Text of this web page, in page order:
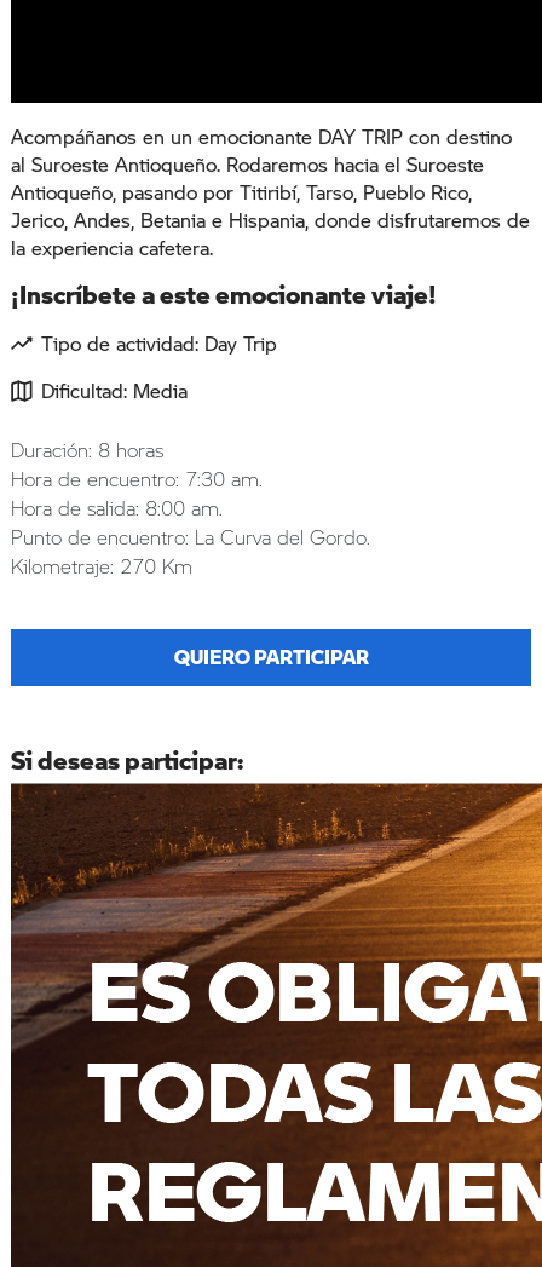
Acompáñanos en un emocionante DAY TRIP con destino
al Suroeste Antioqueño. Rodaremos hacia el Suroeste
Antioqueño, pasando por Titiribí, Tarso, Pueblo Rico,
Jerico, Andes, Betania e Hispania, donde disfrutaremos de
la experiencia cafetera.
¡Inscríbete a este emocionante viaje!
Tipo de actividad: Day Trip
Dificultad: Media
Duración: 8 horas
Hora de encuentro: 7:30 am.
Hora de salida: 8:00 am.
Punto de encuentro: La Curva del Gordo.
Kilometraje: 270 Km
QUIERO PARTICIPAR
Si deseas participar: